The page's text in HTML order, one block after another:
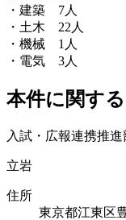
・ 建築 7人
・ 土木 22人
・ 機械 1人
・ 電気 3人
本件に関す
入試・広報連携推
立岩
住所
東京都江東区